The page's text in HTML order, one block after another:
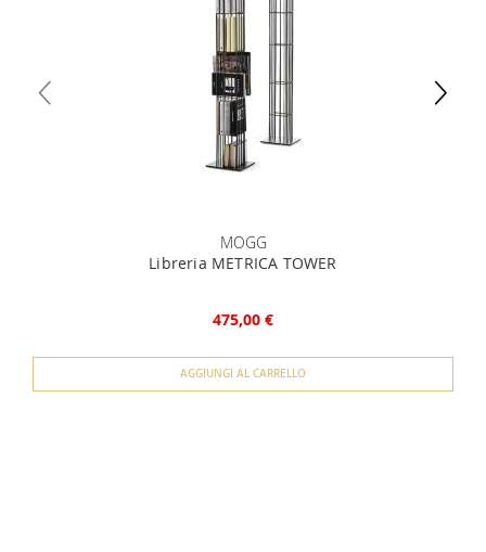
MOGG
Libreria METRICA TOWER
475,00 €
AGGIUNGI AL CARRELLO